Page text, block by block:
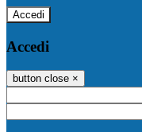
Accedi
Accedi
button close ×